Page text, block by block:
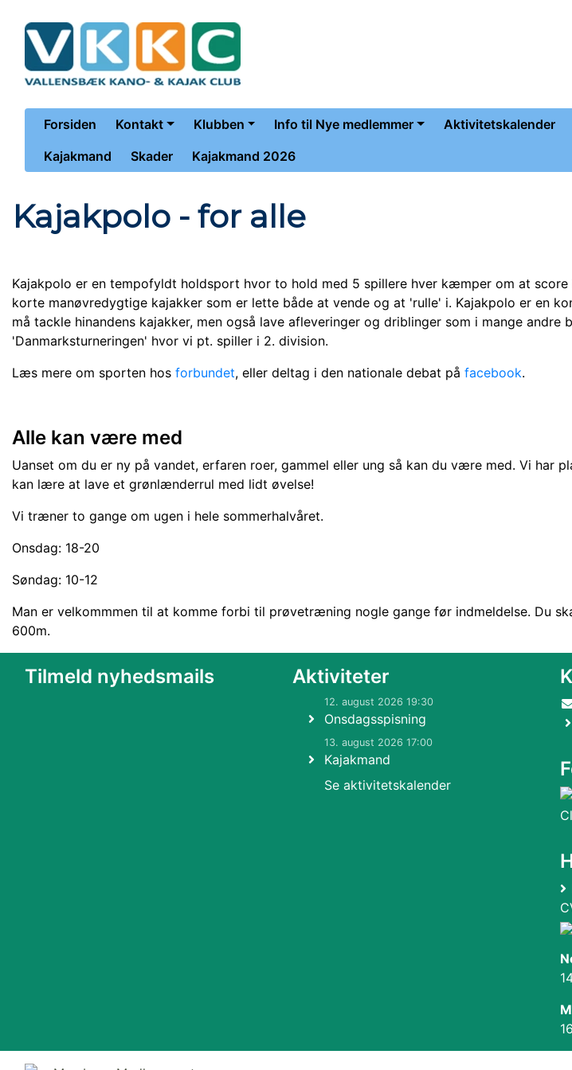
Forsiden Kontakt Klubben Info til Nye medlemmer Aktivitetskalender
Kajakmand
Skader Kajakmand 2026
Kajakpolo - for alle
Kajakpolo er en tempofyldt holdsport hvor to hold med 5 spillere hver kæmper om at score
korte manøvredygtige kajakker som er lette både at vende og at 'rulle' i. Kajakpolo er en
må tackle hinandens kajakker, men også lave afleveringer og driblinger som i mange andre
'Danmarksturneringen' hvor vi pt. spiller i 2. division.
Læs mere om sporten hos forbundet, eller deltag i den nationale debat på facebook.
Alle kan være med
Uanset om du er ny på vandet, erfaren roer, gammel eller ung så kan du være med. Vi har
kan lære at lave et grønlænderrul med lidt øvelse!
Vi træner to gange om ugen i hele sommerhalvåret.
Onsdag: 18-20
Søndag: 10-12
Man er velkommmen til at komme forbi til prøvetræning nogle gange før indmeldelse. Du
600m.
Tilmeld nyhedsmails Aktiviteter
12. august 2026 19:30
Onsdagsspisning
13. august 2026 17:00
Kajakmand
Se aktivitetskalender